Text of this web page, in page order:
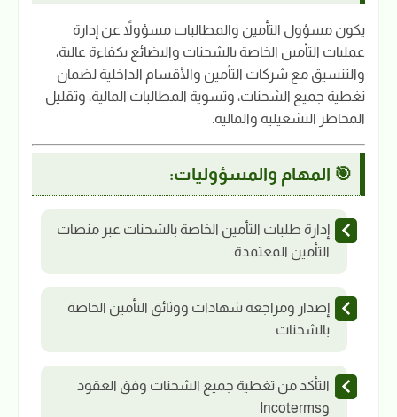
يكون مسؤول التأمين والمطالبات مسؤولاً عن إدارة
عمليات التأمين الخاصة بالشحنات والبضائع بكفاءة عالية،
والتنسيق مع شركات التأمين والأقسام الداخلية لضمان
تغطية جميع الشحنات، وتسوية المطالبات المالية، وتقليل
المخاطر التشغيلية والمالية.
🎯 المهام والمسؤوليات:
إدارة طلبات التأمين الخاصة بالشحنات عبر منصات
التأمين المعتمدة
إصدار ومراجعة شهادات ووثائق التأمين الخاصة
بالشحنات
التأكد من تغطية جميع الشحنات وفق العقود
وIncoterms